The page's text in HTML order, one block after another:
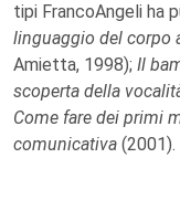
tipi FrancoAngeli ha
linguaggio del corpo
Amietta, 1998); Il
scoperta della
Come fare dei primi
comunicativa (2001).